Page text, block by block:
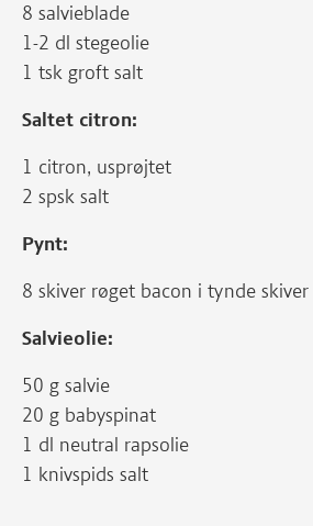
8 salvieblade
1-2 dl stegeolie
1 tsk groft salt
Saltet citron:
1 citron, usprøjtet
2 spsk salt
Pynt:
8 skiver røget bacon i tynde skiver
Salvieolie:
50 g salvie
20 g babyspinat
1 dl neutral rapsolie
1 knivspids salt